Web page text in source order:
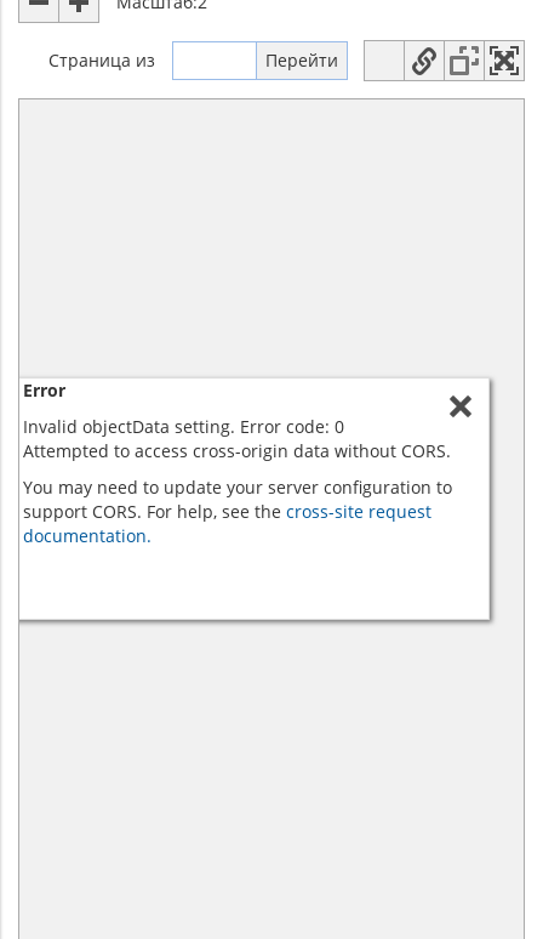
Страница из
Error
Invalid objectData setting. Error code: 0
Attempted to access cross-origin data without CORS.
You may need to update your server configuration to
support CORS. For help, see the cross-site request
documentation.